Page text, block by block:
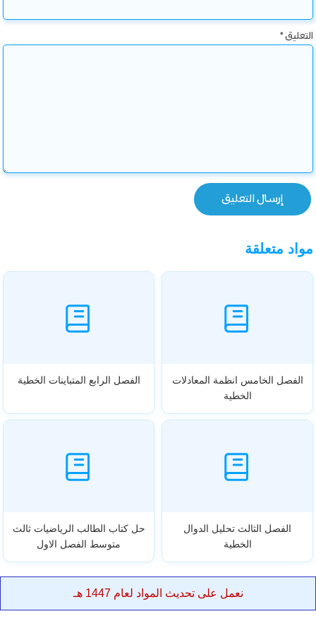
التعليق*
مواد متعلقة
الفصل الخامس انظمة المعادلات
الخطية
الفصل الرابع المتباينات الخطية
الفصل الثالث تحليل الدوال
الخطية
حل كتاب الطالب الرياضيات ثالث
متوسط الفصل الاول
نعمل على تحديث المواد لعام 1447 هـ